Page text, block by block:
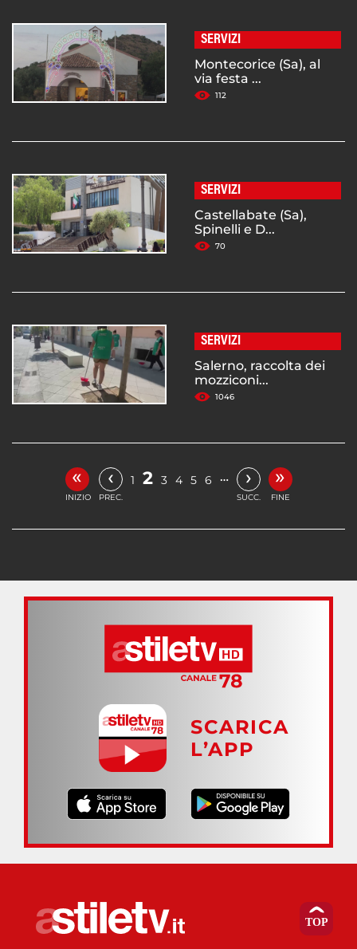
SERVIZI
Montecorice (Sa), al
via festa ...
112
SERVIZI
Castellabate (Sa),
Spinelli e D...
70
SERVIZI
Salerno, raccolta dei
mozziconi...
1046
«
INIZIO
‹
PREC.
1 2 3 4 5 6 … ›
SUCC.
»
FINE
SCARICA
L’APP